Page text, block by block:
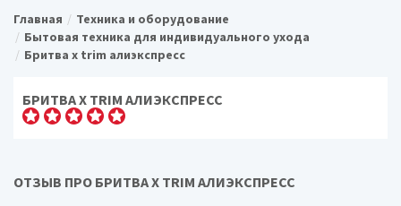
Главная
Техника и оборудование
Бытовая техника для индивидуального ухода
Бритва x trim алиэкспресс
БРИТВА X TRIM АЛИЭКСПРЕСС
ОТЗЫВ ПРО БРИТВА X TRIM АЛИЭКСПРЕСС